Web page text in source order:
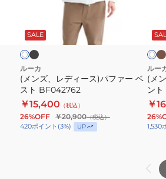
パ
フ
ァ
ー
ベ
ス
ト
SALE
ルーカ
(メンズ、レディース)パファー ベ
スト BF042762
￥15,400 （税込）
26%OFF ￥20,900（税込）
420ポイント (3%) UP
バ
ッ
ク
プ
リ
ン
ト
ホ
ワ
イ
ト
カ
ー
キッ
ク
ルー
(メ
ン
￥
1,530